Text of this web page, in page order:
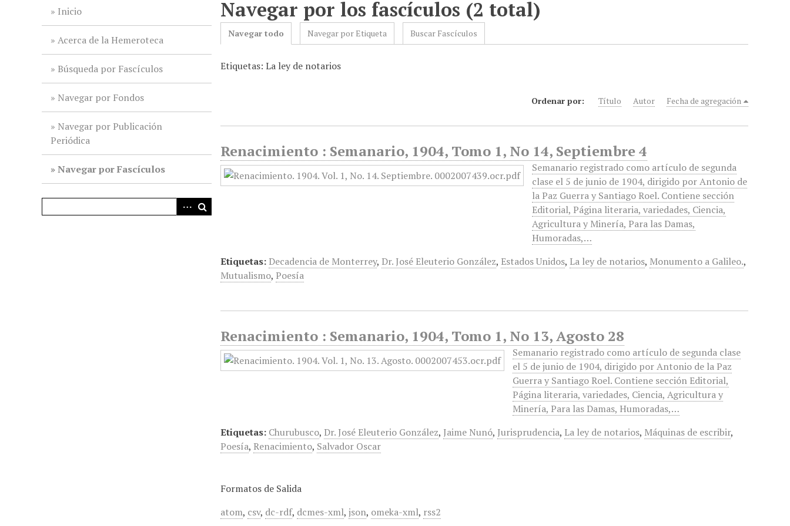
Inicio
Acerca de la Hemeroteca
Búsqueda por Fascículos
Navegar por Fondos
Navegar por Publicación
Periódica
Navegar por Fascículos
Navegar por los fascículos (2 total)
Navegar todo Navegar por Etiqueta Buscar Fascículos
Etiquetas: La ley de notarios
Ordenar por: Título Autor Fecha de agregación
Renacimiento : Semanario, 1904, Tomo 1, No 14, Septiembre 4
Semanario registrado como artículo de segunda
clase el 5 de junio de 1904, dirigido por Antonio de
la Paz Guerra y Santiago Roel. Contiene sección
Editorial, Página literaria, variedades, Ciencia,
Agricultura y Minería, Para las Damas,
Humoradas,…
Etiquetas: Decadencia de Monterrey, Dr. José Eleuterio González, Estados Unidos, La ley de notarios, Monumento a Galileo.,
Mutualismo, Poesía
Renacimiento : Semanario, 1904, Tomo 1, No 13, Agosto 28
Semanario registrado como artículo de segunda clase
el 5 de junio de 1904, dirigido por Antonio de la Paz
Guerra y Santiago Roel. Contiene sección Editorial,
Página literaria, variedades, Ciencia, Agricultura y
Minería, Para las Damas, Humoradas,…
Etiquetas: Churubusco, Dr. José Eleuterio González, Jaime Nunó, Jurisprudencia, La ley de notarios, Máquinas de escribir,
Poesía, Renacimiento, Salvador Oscar
Formatos de Salida
atom, csv, dc-rdf, dcmes-xml,json, omeka-xml, rss2